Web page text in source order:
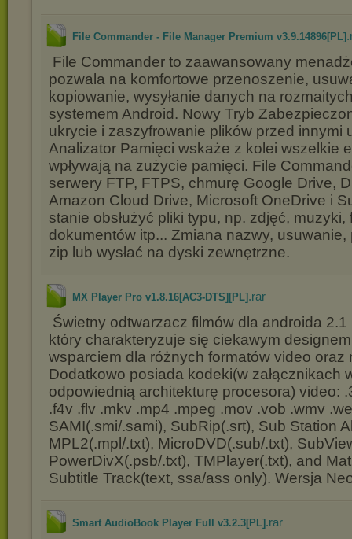
File Commander - File Manager Premium v3.9.14896[PL]
File Commander to zaawansowany
pozwala na komfortowe przenoszenie,
kopiowanie, wysyłanie danych na
systemem Android. Nowy Tryb
ukrycie i zaszyfrowanie plików przed innymi
Analizator Pamięci wskaże z kolei wszelkie
wpływają na zużycie pamięci. File
serwery FTP, FTPS, chmurę Google Drive,
Amazon Cloud Drive, Microsoft OneDrive i
stanie obsłużyć pliki typu, np. zdjęć, muzyki,
dokumentów itp... Zmiana nazwy,
zip lub wysłać na dyski zewnętrzne.
MX Player Pro v1.8.16[AC3-DTS][PL] .rar
Świetny odtwarzacz filmów dla androida
który charakteryzuje się ciekawym
wsparciem dla różnych formatów video oraz
Dodatkowo posiada kodeki(w załącznikach
odpowiednią architekturę procesora) video:
.f4v .flv .mkv .mp4 .mpeg .mov .vob .wmv
SAMI(.smi/.sami), SubRip(.srt), Sub Station
MPL2(.mpl/.txt), MicroDVD(.sub/.txt),
PowerDivX(.psb/.txt), TMPlayer(.txt), and
Subtitle Track(text, ssa/ass only). Wersja
Smart AudioBook Player Full v3.2.3[PL] .rar